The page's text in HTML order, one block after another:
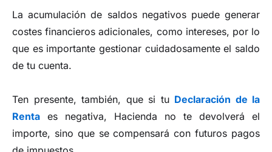
La acumulación de saldos negativos puede generar
costes financieros adicionales, como intereses, por lo
que es importante gestionar cuidadosamente el saldo
de tu cuenta.
Ten presente, también, que si tu Declaración de la
Renta es negativa, Hacienda no te devolverá el
importe, sino que se compensará con futuros pagos